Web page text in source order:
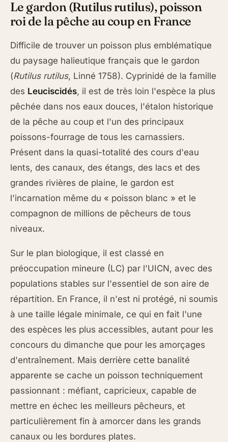
Le gardon (Rutilus rutilus), poisson
roi de la pêche au coup en France
Difficile de trouver un poisson plus emblématique
du paysage halieutique français que le gardon
(Rutilus rutilus, Linné 1758). Cyprinidé de la famille
des Leuciscidés, il est de très loin l'espèce la plus
pêchée dans nos eaux douces, l'étalon historique
de la pêche au coup et l'un des principaux
poissons-fourrage de tous les carnassiers.
Présent dans la quasi-totalité des cours d'eau
lents, des canaux, des étangs, des lacs et des
grandes rivières de plaine, le gardon est
l'incarnation même du « poisson blanc » et le
compagnon de millions de pêcheurs de tous
niveaux.
Sur le plan biologique, il est classé en
préoccupation mineure (LC) par l'UICN, avec des
populations stables sur l'essentiel de son aire de
répartition. En France, il n'est ni protégé, ni soumis
à une taille légale minimale, ce qui en fait l'une
des espèces les plus accessibles, autant pour les
concours du dimanche que pour les amorçages
d'entraînement. Mais derrière cette banalité
apparente se cache un poisson techniquement
passionnant : méfiant, capricieux, capable de
mettre en échec les meilleurs pêcheurs, et
particulièrement fin à amorcer dans les grands
canaux ou les bordures plates.